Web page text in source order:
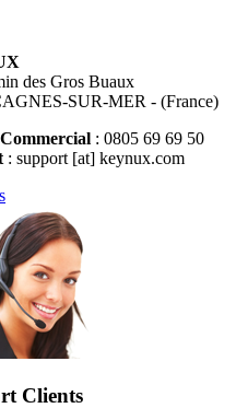
des Gros Buaux
SUR-MER - (France)
: 0805 69 69 50
: support [at] keynux.com
Clients